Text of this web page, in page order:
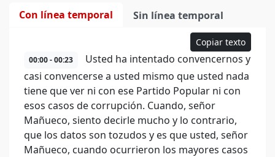
Con línea temporal Sin línea temporal
Copiar texto
00:00 - 00:23
Usted ha intentado convencernos y
casi convencerse a usted mismo que usted nada
tiene que ver ni con ese Partido Popular ni con
esos casos de corrupción. Cuando, señor
Mañueco, siento decirle mucho y lo contrario,
que los datos son tozudos y es que usted, señor
Mañueco, cuando ocurrieron los mayores casos